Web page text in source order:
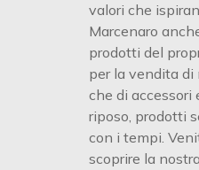
valori che
Marcenaro
prodotti del
per la vendita di
che di accessori
riposo, prodotti
con i tempi.
scoprire la